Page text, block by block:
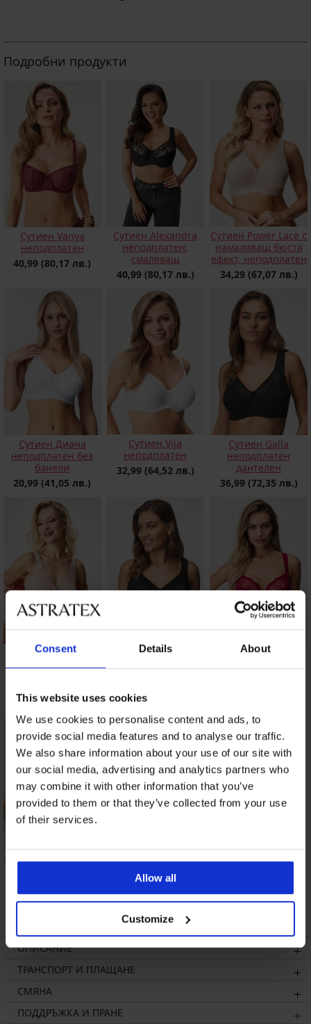
Consent Details About
This website uses cookies
We use cookies to personalise content and ads, to
provide social media features and to analyse our traffic.
We also share information about your use of our site with
our social media, advertising and analytics partners who
may combine it with other information that you’ve
provided to them or that they’ve collected from your use
of their services.
Allow all
Customize
Подробни продукти
Сутиен Vanya
неподплатен
40,99 (80,17 лв.)
Сутиен Alexandra
неподплатен,
смаляващ
40,99 (80,17 лв.)
Сутиен Power Lace с
намаляващ бюста
ефект, неподплатен
34,29 (67,07 лв.)
Сутиен Диана
неподплатен без
банели
20,99 (41,05 лв.)
Сутиен Vija
неподплатен
32,99 (64,52 лв.)
Сутиен Galla
неподплатен
дантелен
36,99 (72,35 лв.)
Сутиен Divine
смаляващ
48,99(95,82 лв.)
Сутиен Galla
Сутиен Way
неподплатен
ОПИСАНИЕ
ТРАНСПОРТ И ПЛАЩАНЕ
СМЯНА
ПОДДРЪЖКА И ПРАНЕ